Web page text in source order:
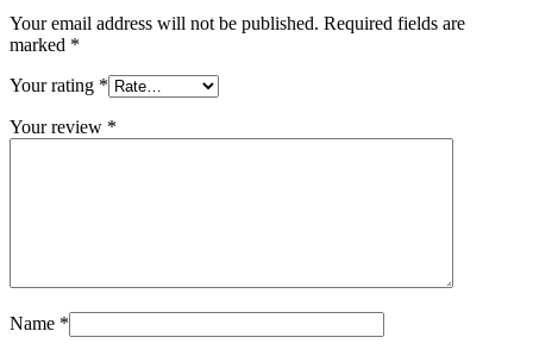
Your email address will not be published. Required fields are
marked *
Your rating *
Your review *
Name *